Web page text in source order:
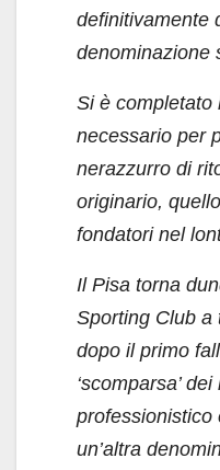
definitivamente
denominazione
Si è completato
necessario per
nerazzurro di
originario,
fondatori nel
Il Pisa torna
Sporting Club a
dopo il primo
‘scomparsa’
professionistico
un’altra